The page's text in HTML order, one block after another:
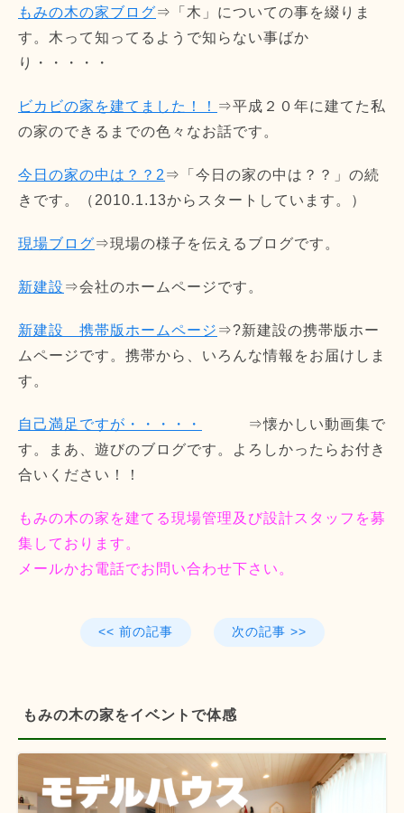
もみの木の家ブログ⇒「木」についての事を綴りま
す。木って知ってるようで知らない事ばか
り・・・・・
ビカビの家を建てました！！ ⇒平成２０年に建てた私
の家のできるまでの色々なお話です。
今日の家の中は？？2 ⇒「今日の家の中は？？」の続
きです。（2010.1.13からスタートしています。）
現場ブログ⇒現場の様子を伝えるブログです。
新建設 ⇒会社のホームページです。
新建設 携帯版ホームページ ⇒?新建設の携帯版ホー
ムページです。携帯から、いろんな情報をお届けしま
す。
自己満足ですが・・・・・
⇒懐かしい動画集で
す。まあ、遊びのブログです。よろしかったらお付き
合いください！！
もみの木の家を建てる現場管理及び設計スタッフを募
集しております。
メールかお電話でお問い合わせ下さい。
<< 前の記事 次の記事 >>
もみの木の家をイベントで体感